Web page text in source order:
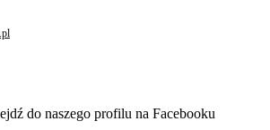
- otwiera się w nowej karcie
do naszego profilu na Facebooku